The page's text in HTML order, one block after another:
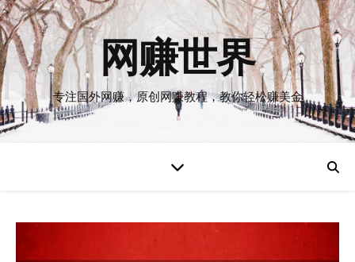
网赚世界
专注国外网赚，原创网赚教程，教你轻松赚美金